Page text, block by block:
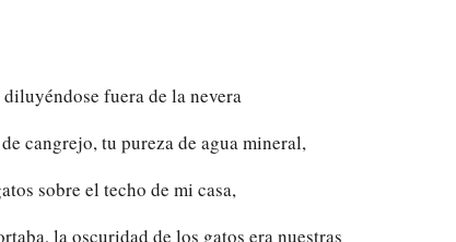
fuera de la nevera
cangrejo, tu pureza de agua mineral,
sobre el techo de mi casa,
la oscuridad de los gatos era nuestras